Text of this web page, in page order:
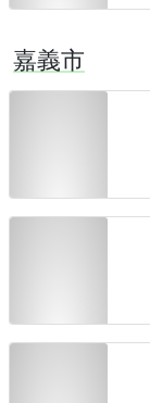
嘉義市